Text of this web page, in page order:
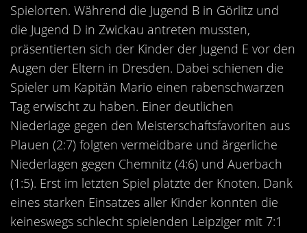
Spielorten. Während die Jugend B in Görlitz und
die Jugend D in Zwickau antreten mussten,
präsentierten sich der Kinder der Jugend E vor den
Augen der Eltern in Dresden. Dabei schienen die
Spieler um Kapitän Mario einen rabenschwarzen
Tag erwischt zu haben. Einer deutlichen
Niederlage gegen den Meisterschaftsfavoriten aus
Plauen (2:7) folgten vermeidbare und ärgerliche
Niederlagen gegen Chemnitz (4:6) und Auerbach
(1:5). Erst im letzten Spiel platzte der Knoten. Dank
eines starken Einsatzes aller Kinder konnten die
keineswegs schlecht spielenden Leipziger mit 7:1